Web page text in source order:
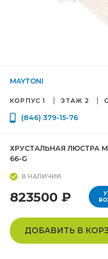
MAYTONI
КОРПУС 1 ЭТАЖ 2
(846) 379-15-76
ХРУСТАЛЬНАЯ ЛЮСТРА
66-G
В НАЛИЧИИ
823500 ₽
ДОБАВИТЬ В